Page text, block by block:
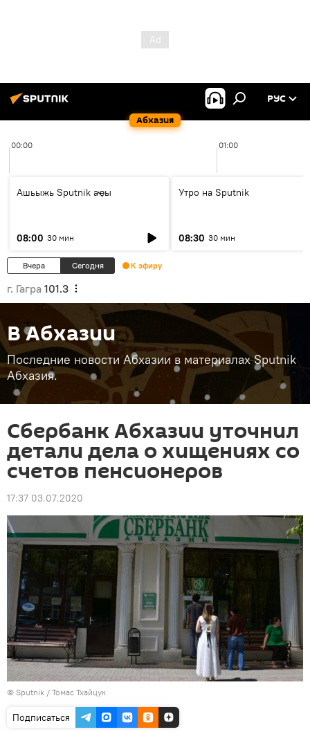
Абхазия
РУС
00:00 01:00
Ашьыжь Sputnik аҿы
08:00 30 мин
Утро на Sputnik
08:30 30 мин
Вчера Сегодня К эфиру
г. Гагра 101.3
В Абхазии
Последние новости Абхазии в материалах Sputnik
Абхазия.
Сбербанк Абхазии уточнил
детали дела о хищениях со
счетов пенсионеров
17:37 03.07.2020
© Sputnik / Томас Тхайцук
Подписаться